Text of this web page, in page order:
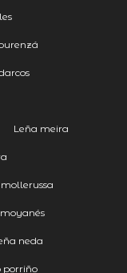
Leña meira
neda
porriño